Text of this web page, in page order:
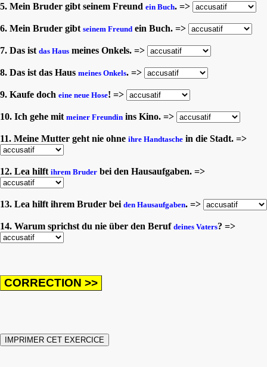
5. Mein Bruder gibt seinem Freund ein Buch. =>
6. Mein Bruder gibt seinem Freund ein Buch. =>
7. Das ist das Haus meines Onkels. =>
8. Das ist das Haus meines Onkels. =>
9. Kaufe doch eine neue Hose! =>
10. Ich gehe mit meiner Freundin ins Kino. =>
11. Meine Mutter geht nie ohne ihre Handtasche in die Stadt. =>
12. Lea hilft ihrem Bruder bei den Hausaufgaben. =>
13. Lea hilft ihrem Bruder bei den Hausaufgaben. =>
14. Warum sprichst du nie über den Beruf deines Vaters? =>